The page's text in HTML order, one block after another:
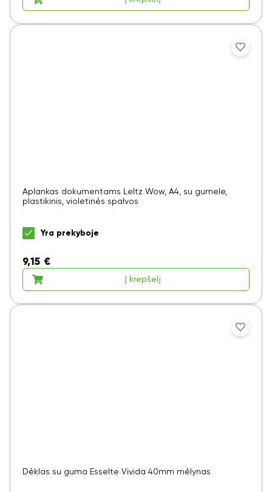
Aplankas dokumentams LeItz Wow, A4, su gumele,
plastikinis, violetinės spalvos
Yra prekyboje
9,15 €
Į krepšelį
Dėklas su guma Esselte Vivida 40mm mėlynas